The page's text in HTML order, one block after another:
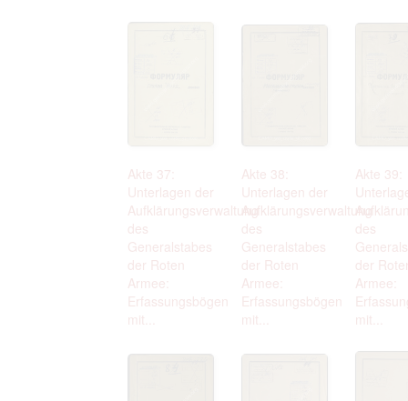
Akte 37:
Unterlagen der
Aufklärungsverwaltung
des
Generalstabes
der Roten
Armee:
Erfassungsbögen
mit...
Akte 38:
Unterlagen der
Aufklärungsverwaltung
des
Generalstabes
der Roten
Armee:
Erfassungsbögen
mit...
Akte 39:
des
der
Armee:
mit...